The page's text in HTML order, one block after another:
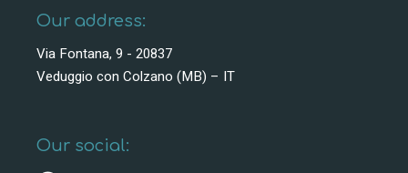
Our address:
Via Fontana, 9 - 20837
Veduggio con Colzano (MB) – IT
Our social: